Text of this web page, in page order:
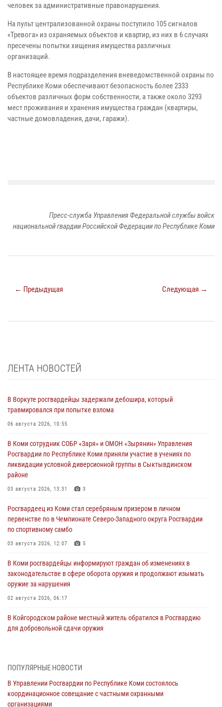
человек за административные правонарушения.
На пульт централизованной охраны поступило 105 сигналов
«Тревога» из охраняемых объектов и квартир, из них в 6 случаях
пресечены попытки хищения имущества различных
организаций.
В настоящее время подразделения вневедомственной охраны по
Республике Коми обеспечивают безопасность более 2333
объектов различных форм собственности, а также около 3293
мест проживания и хранения имущества граждан (квартиры,
частные домовладения, дачи, гаражи).
Пресс-служба Управления Федеральной службы войск
национальной гвардии Российской Федерации по Республике Коми
← Предыдущая Следующая →
ЛЕНТА НОВОСТЕЙ
В Воркуте росгвардейцы задержали дебошира, который
травмировался при попытке взлома
06 августа 2026, 10:55
В Коми сотрудник СОБР «Заря» и ОМОН «Зырянин» Управления
Росгвардии по Республике Коми приняли участие в учениях по
ликвидации условной диверсионной группы в Сыктывдинском
районе
03 августа 2026, 13:31 3
Росгвардеец из Коми стал серебряным призером в личном
первенстве по в Чемпионате Северо-Западного округа Росгвардии
по спортивному самбо
03 августа 2026, 12:07 5
В Коми росгвардейцы информируют граждан об изменениях в
законодательстве в сфере оборота оружия и продолжают изымать
оружие за нарушения
02 августа 2026, 06:17
В Койгородском районе местный житель обратился в Росгвардию
для добровольной сдачи оружия
Росгвардии по Республике Коми лично проверил ДОЛ «Орленок»
31 июля 2026, 06:57 8
ПОПУЛЯРНЫЕ НОВОСТИ
В Управлении Росгвардии по Республике Коми состоялось
координационное совещание с частными охранными
организациями